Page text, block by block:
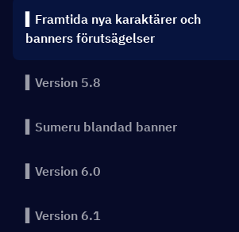
▍Framtida nya karaktärer och
banners förutsägelser
▍Version 5.8
▍Sumeru blandad banner
▍Version 6.0
▍Version 6.1